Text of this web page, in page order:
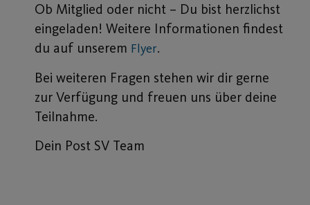
Ob Mitglied oder nicht – Du bist herzlichst
eingeladen! Weitere Informationen findest
du auf unserem Flyer.
Bei weiteren Fragen stehen wir dir gerne
zur Verfügung und freuen uns über deine
Teilnahme.
Dein Post SV Team